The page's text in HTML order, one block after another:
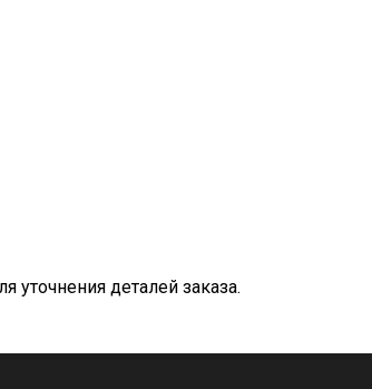
деталей заказа.